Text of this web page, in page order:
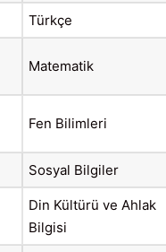
Türkçe
Matematik
Fen Bilimleri
Sosyal Bilgiler
Din Kültürü ve Ahlak
Bilgisi